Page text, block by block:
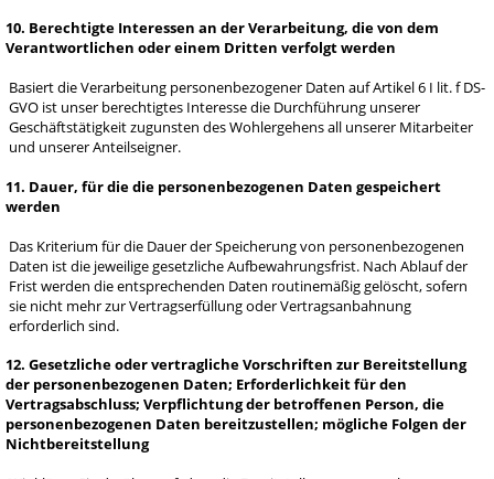
10. Berechtigte Interessen an der Verarbeitung, die von dem
Verantwortlichen oder einem Dritten verfolgt werden
Basiert die Verarbeitung personenbezogener Daten auf Artikel 6 I lit. f DS-
GVO ist unser berechtigtes Interesse die Durchführung unserer
Geschäftstätigkeit zugunsten des Wohlergehens all unserer Mitarbeiter
und unserer Anteilseigner.
11. Dauer, für die die personenbezogenen Daten gespeichert
werden
Das Kriterium für die Dauer der Speicherung von personenbezogenen
Daten ist die jeweilige gesetzliche Aufbewahrungsfrist. Nach Ablauf der
Frist werden die entsprechenden Daten routinemäßig gelöscht, sofern
sie nicht mehr zur Vertragserfüllung oder Vertragsanbahnung
erforderlich sind.
12. Gesetzliche oder vertragliche Vorschriften zur Bereitstellung
der personenbezogenen Daten; Erforderlichkeit für den
Vertragsabschluss; Verpflichtung der betroffenen Person, die
personenbezogenen Daten bereitzustellen; mögliche Folgen der
Nichtbereitstellung